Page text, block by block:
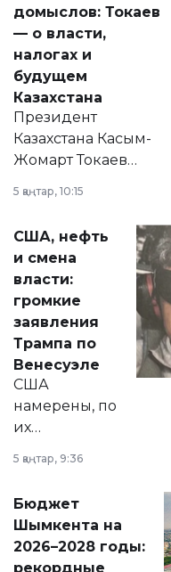
домыслов: Токаев
— о власти,
налогах и
будущем
Казахстана
Президент
Казахстана Касым-
Жомарт Токаев
сразу несколько
актуальных тем —
от слухов о
политических
реформах до
вопросов армии,
экономики и
личного здоровья.
5 қаңтар, 10:15
США, нефть
и смена
власти:
громкие
заявления
Трампа по
Венесуэле
США
намерены, по
их
принести
народу
Венесуэлы.
5 қаңтар, 9:36
Бюджет
Шымкента на
2026–2028 годы:
рекордные